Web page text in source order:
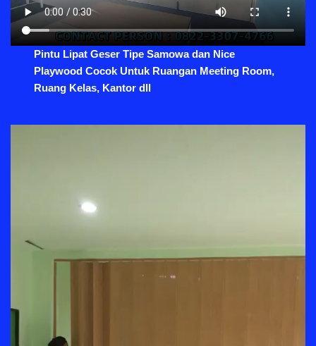
Pintu Lipat Geser Tipe Samowa dan Nice
Playwood Cocok Untuk Ruangan Meeting Room,
Ruang Kelas, Kantor dll